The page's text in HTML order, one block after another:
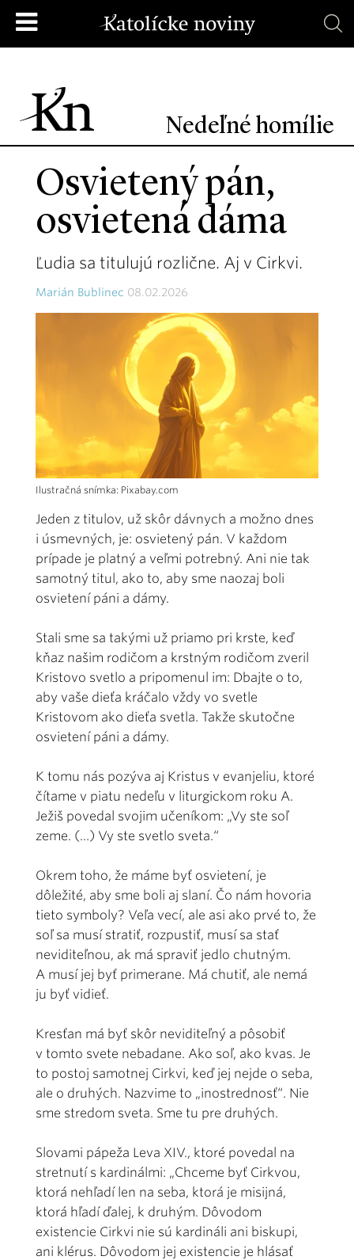
Nedeľné homílie
Osvietený pán,
osvietená dáma
Ľudia sa titulujú rozlične. Aj v Cirkvi.
Marián Bublinec 08.02.2026
Ilustračná snímka: Pixabay.com
Jeden z titulov, už skôr dávnych a možno dnes
i úsmevných, je: osvietený pán. V každom
prípade je platný a veľmi potrebný. Ani nie tak
samotný titul, ako to, aby sme naozaj boli
osvietení páni a dámy.
Stali sme sa takými už priamo pri krste, keď
kňaz našim rodičom a krstným rodičom zveril
Kristovo svetlo a pripomenul im: Dbajte o to,
aby vaše dieťa kráčalo vždy vo svetle
Kristovom ako dieťa svetla. Takže skutočne
osvietení páni a dámy.
K tomu nás pozýva aj Kristus v evanjeliu, ktoré
čítame v piatu nedeľu v liturgickom roku A.
Ježiš povedal svojim učeníkom: „Vy ste soľ
zeme. (...) Vy ste svetlo sveta.“
Okrem toho, že máme byť osvietení, je
dôležité, aby sme boli aj slaní. Čo nám hovoria
tieto symboly? Veľa vecí, ale asi ako prvé to, že
soľ sa musí stratiť, rozpustiť, musí sa stať
neviditeľnou, ak má spraviť jedlo chutným.
A musí jej byť primerane. Má chutiť, ale nemá
ju byť vidieť.
Kresťan má byť skôr neviditeľný a pôsobiť
v tomto svete nebadane. Ako soľ, ako kvas. Je
to postoj samotnej Cirkvi, keď jej nejde o seba,
ale o druhých. Nazvime to „inostrednosť“. Nie
sme stredom sveta. Sme tu pre druhých.
Slovami pápeža Leva XIV., ktoré povedal na
stretnutí s kardinálmi: „Chceme byť Cirkvou,
ktorá nehľadí len na seba, ktorá je misijná,
ktorá hľadí ďalej, k druhým. Dôvodom
existencie Cirkvi nie sú kardináli ani biskupi,
ani klérus. Dôvodom jej existencie je hlásať